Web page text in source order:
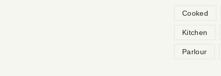
Cooked
Kitchen
Parlour